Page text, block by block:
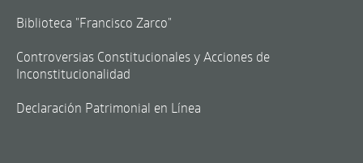
Biblioteca "Francisco Zarco"
Controversias Constitucionales y Acciones de
Inconstitucionalidad
Declaración Patrimonial en Línea